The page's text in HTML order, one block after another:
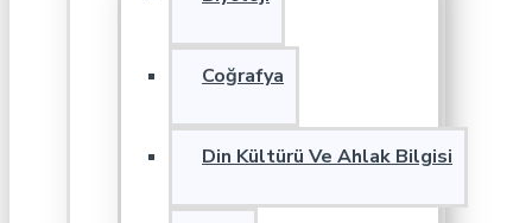
Coğrafya
Din Kültürü Ve Ahlak Bilgisi